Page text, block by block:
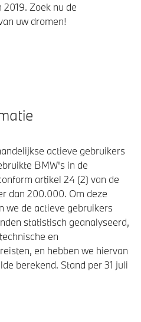
Zoek nu de
uw dromen!
actieve gebruikers
BMW's in de
artikel 24 (2) van de
dan 200.000. Om deze
we de actieve gebruikers
statistisch geanalyseerd,
en
en hebben we hiervan
berekend. Stand per 31 juli